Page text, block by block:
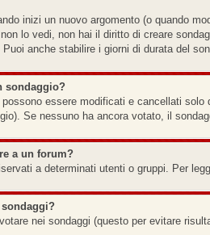
inizi un nuovo argomento (o quando
lo vedi, non hai il diritto di creare
Puoi anche stabilire i giorni di durata del
sondaggio?
essere modificati e cancellati
Se nessuno ha ancora votato, il
a un forum?
a determinati utenti o gruppi. Per
nei sondaggi (questo per evitare